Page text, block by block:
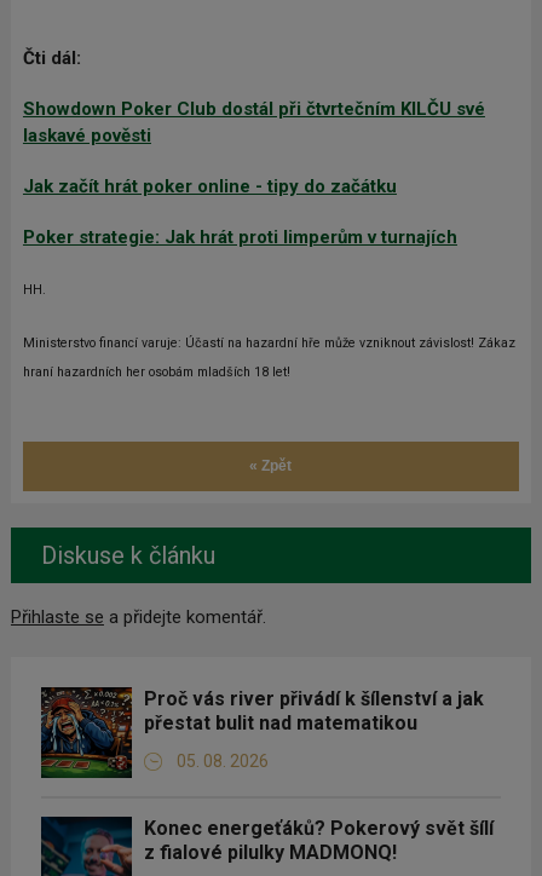
Čti dál:
Showdown Poker Club dostál při čtvrtečním KILČU své
laskavé pověsti
Jak začít hrát poker online - tipy do začátku
Poker strategie: Jak hrát proti limperům v turnajích
HH.
Ministerstvo financí varuje: Účastí na hazardní hře může vzniknout závislost! Zákaz
hraní hazardních her osobám mladších 18 let!
« Zpět
Diskuse k článku
Přihlaste se a přidejte komentář.
Proč vás river přivádí k šílenství a jak
přestat bulit nad matematikou
05. 08. 2026
Konec energeťáků? Pokerový svět šílí
z fialové pilulky MADMONQ!